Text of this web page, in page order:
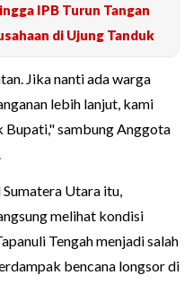
IPB Turun Tangan
di Ujung Tanduk
Jika nanti ada warga
lebih lanjut, kami
Bupati," sambung Anggota
Utara itu,
melihat kondisi
Tengah menjadi salah
bencana longsor di